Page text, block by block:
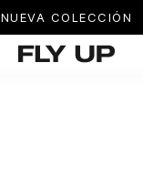
NUEVA COLECCIÓN